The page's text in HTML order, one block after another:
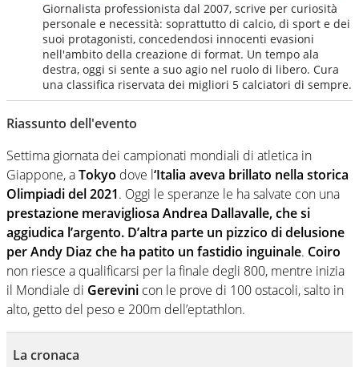
Giornalista professionista dal 2007, scrive per curiosità
personale e necessità: soprattutto di calcio, di sport e dei
suoi protagonisti, concedendosi innocenti evasioni
nell'ambito della creazione di format. Un tempo ala
destra, oggi si sente a suo agio nel ruolo di libero. Cura
una classifica riservata dei migliori 5 calciatori di sempre.
Riassunto dell'evento
Settima giornata dei campionati mondiali di atletica in
Giappone, aTokyo dove l‘Italia aveva brillato nella storica
Olimpiadi del 2021. Oggi le speranze le ha salvate con una
prestazione meravigliosa Andrea Dallavalle, che si
aggiudica l’argento. D’altra parte un pizzico di delusione
perAndy Diaz che ha patito un fastidio inguinale. Coiro
non riesce a qualificarsi per la finale degli 800, mentre inizia
il Mondiale di Gerevini con le prove di 100 ostacoli, salto in
alto, getto del peso e 200m dell’eptathlon.
La cronaca